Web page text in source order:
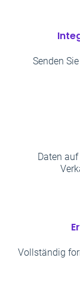
Senden
Daten
Vollständig